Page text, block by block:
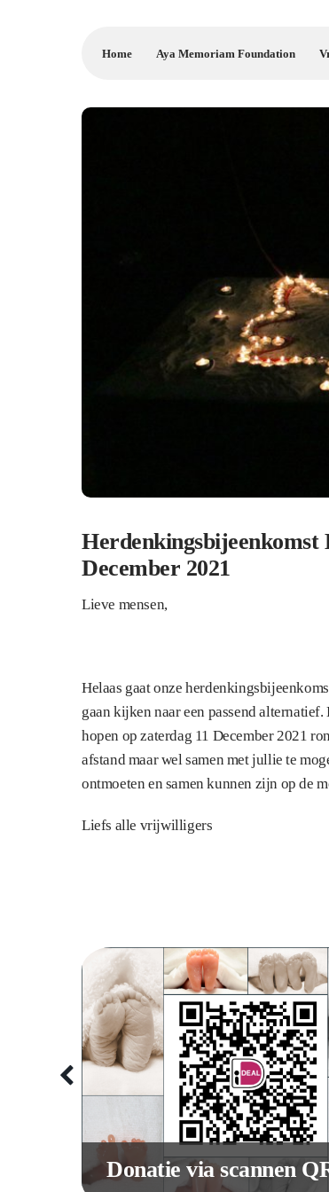
Home Aya Memoriam Foundation
Herdenkingsbijeenkomst
December 2021
Lieve mensen,
Helaas gaat onze
gaan kijken naar een passend
hopen op zaterdag 11 December 2021
afstand maar wel samen met jullie te
ontmoeten en samen kunnen zijn op de
Liefs alle vrijwilligers
Donatie via scannen